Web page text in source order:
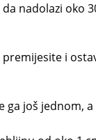
nadolazi oko
i
ga još jednom,